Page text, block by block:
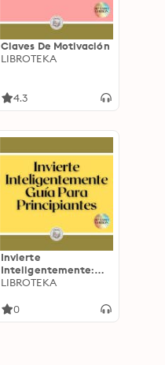
Claves De Motivación
LIBROTEKA
4.3
Invierte
Inteligentemente:
Guía Para
LIBROTEKA
0